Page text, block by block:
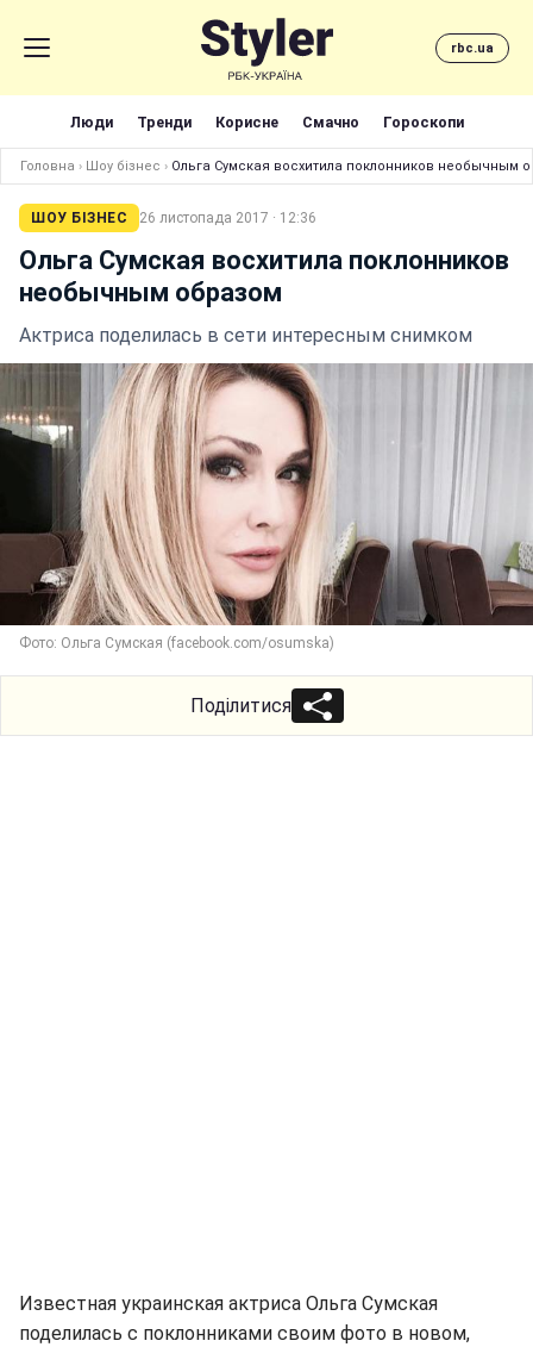
rbc.ua
Люди Тренди Корисне Смачно Гороскопи
Головна › Шоу бізнес › Ольга Сумская восхитила поклонников необычным
ШОУ БІЗНЕС 26 листопада 2017 · 12:36
Ольга Сумская восхитила поклонников
необычным образом
Актриса поделилась в сети интересным снимком
Фото: Ольга Сумская (facebook.com/osumska)
Поділитися
Известная украинская актриса Ольга Сумская
поделилась с поклонниками своим фото в новом,